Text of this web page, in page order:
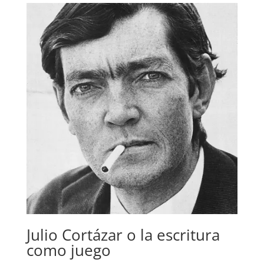
Julio Cortázar o la escritura
como juego